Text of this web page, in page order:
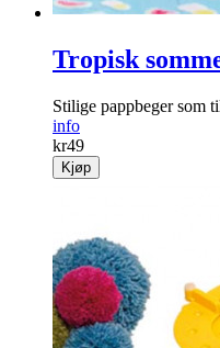
Tropisk
Stilige pappbeger som
info
kr49
Kjøp